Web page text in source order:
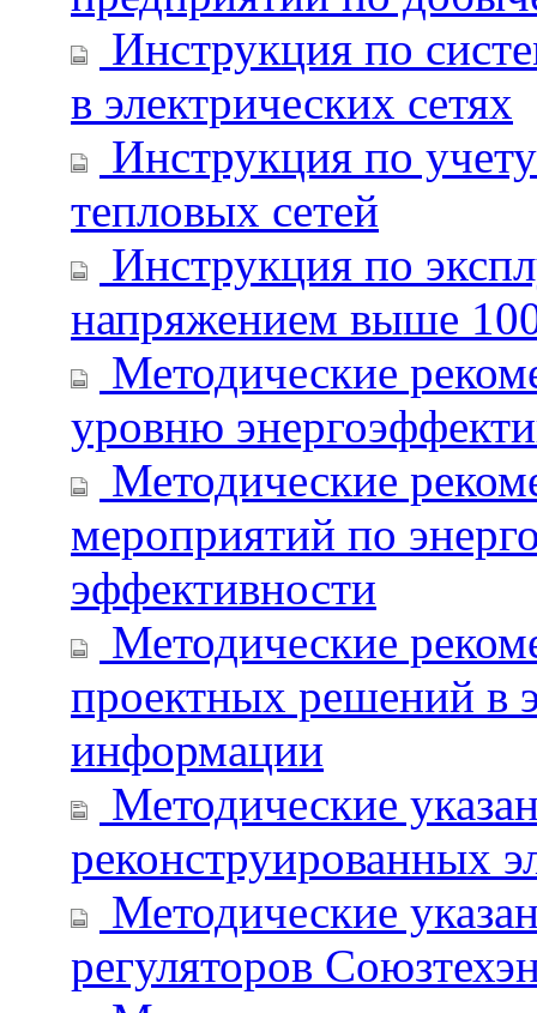
Инструкция по
в электрических сетях
Инструкция по
тепловых сетей
Инструкция по
напряжением выше
Методические
уровню
Методические
мероприятий по
эффективности
Методические
проектных решений в
информации
Методические
реконструированных
Методические
регуляторов